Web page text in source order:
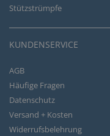
Stützstrümpfe
KUNDENSERVICE
AGB
Häufige Fragen
Datenschutz
Versand + Kosten
Widerrufsbelehrung